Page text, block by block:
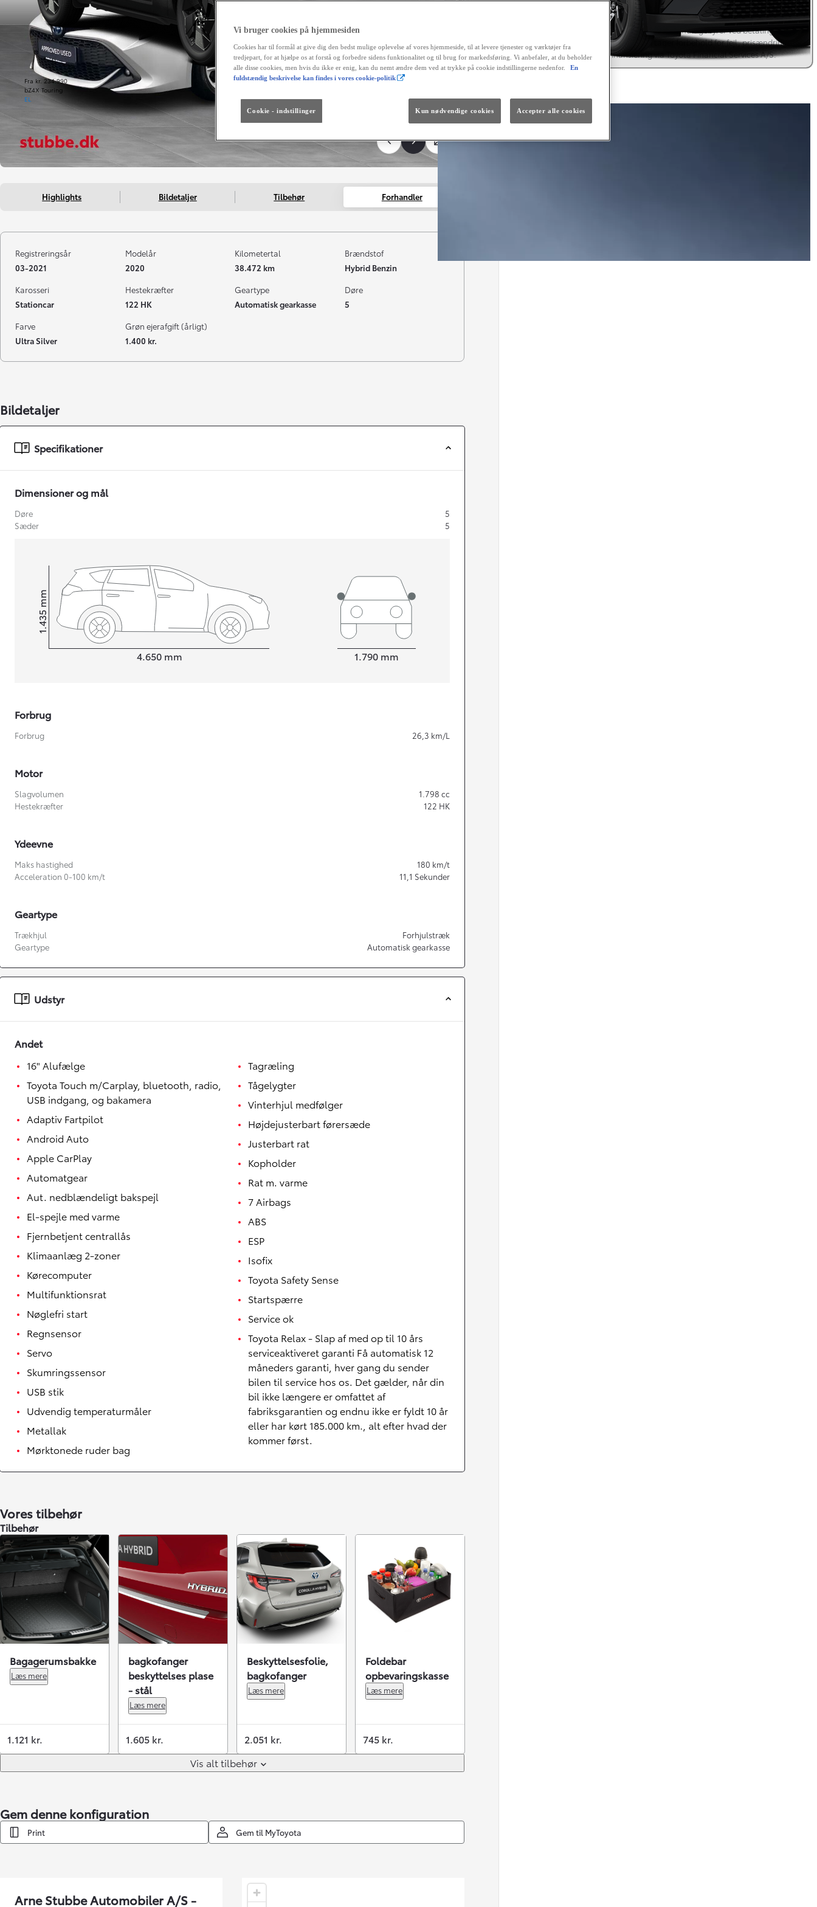
Fra kr. 234.990
bZ4X Touring
EL
The soul lives on.
Yaris
alt tilbagebetales kr. 230.006,40. Positiv kreditgodkendelse og ingen
registrering hos RKI forudsættes. Kaskoforsikring er obligatorisk. Der er
fortrydelsesret på lånet. Ingen løbende mdl. gebyrer ved betaling via en
automatisk betalingstjeneste. Vi tager forbehold for fejl, prisændringer
og renteforhøjelser. Finansiering via Toyota Financial Services A/S.
Månedlig finansiering
Highlights Bildetaljer Tilbehør Forhandler
Registreringsår
03-2021
Modelår
2020
Kilometertal
38.472 km
Brændstof
Hybrid Benzin
Karosseri
Stationcar
Hestekræfter
122 HK
Geartype
Automatisk gearkasse
Døre
5
Farve
Ultra Silver
Grøn ejerafgift (årligt)
1.400 kr.
Bildetaljer
Specifikationer
Dimensioner og mål
Døre
5
Sæder
5
4.650 mm
Højt1.435
mm
1.790 mm
Forbrug
Forbrug 26,3 km/L
Motor
Slagvolumen 1.798 cc
Hestekræfter
122 HK
Ydeevne
Maks hastighed 180 km/t
Acceleration 0-100 km/t
11,1 Sekunder
Geartype
Trækhjul
Forhjulstræk
Geartype
Automatisk gearkasse
Udstyr
Andet
16" Alufælge
Toyota Touch m/Carplay, bluetooth, radio,
USB indgang, og bakamera
Adaptiv Fartpilot
Android Auto
Apple CarPlay
Automatgear
Aut. nedblændeligt bakspejl
El-spejle med varme
Fjernbetjent centrallås
Klimaanlæg 2-zoner
Kørecomputer
Multifunktionsrat
Nøglefri start
Regnsensor
Servo
Skumringssensor
USB stik
Udvendig temperaturmåler
Metallak
Mørktonede ruder bag
Tagræling
Tågelygter
Vinterhjul medfølger
Højdejusterbart førersæde
Justerbart rat
Kopholder
Rat m. varme
7 Airbags
ABS
ESP
Isofix
Toyota Safety Sense
Startspærre
Service ok
Toyota Relax - Slap af med op til 10 års
serviceaktiveret garanti Få automatisk 12
måneders garanti, hver gang du sender
bilen til service hos os. Det gælder, når din
bil ikke længere er omfattet af
fabriksgarantien og endnu ikke er fyldt 10 år
eller har kørt 185.000 km., alt efter hvad der
kommer først.
Vores tilbehør
Tilbehør
Bagagerumsbakke
Læs mere
1.121 kr.
bagkofanger
beskyttelses plase
- stål
Læs mere
1.605 kr.
Beskyttelsesfolie,
bagkofanger
Læs mere
2.051 kr.
Foldebar
opbevaringskasse
Læs mere
745 kr.
Vis alt tilbehør
Gem denne konfiguration
Print Gem til MyToyota
Arne Stubbe Automobiler A/S -
Vi bruger cookies på hjemmesiden
Cookies har til formål at give dig den bedst mulige oplevelse af vores hjemmeside, til at levere tjenester og værktøjer fra
tredjepart, for at hjælpe os at forstå og forbedre sidens funktionalitet og til brug for markedsføring. Vi anbefaler, at du beholder
alle disse cookies, men hvis du ikke er enig, kan du nemt ændre dem ved at trykke på cookie indstillingerne nedenfor.
En
fuldstændig beskrivelse kan findes i vores cookie-politik
Cookie - indstillinger Kun nødvendige cookies Accepter alle cookies